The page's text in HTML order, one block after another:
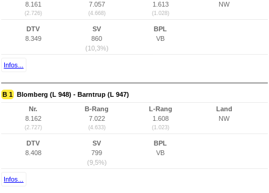
8.161
(2.726)
7.057
(4.668)
1.613
(1.028)
NW
DTV
8.349
SV
860
(10,3%)
BPL
VB
Infos...
B 1 Blomberg (L 948) - Barntrup (L 947)
Nr.
8.162
(2.727)
B-Rang
7.022
(4.633)
L-Rang
1.608
(1.023)
Land
NW
DTV
8.408
SV
799
(9,5%)
BPL
VB
Infos...